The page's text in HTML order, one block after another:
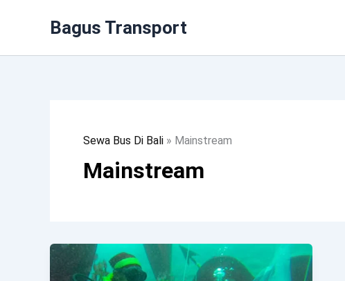
Bagus Transport
Sewa Bus Di Bali » Mainstream
Mainstream